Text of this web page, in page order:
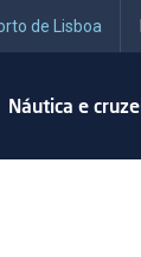
de Lisboa
Náutica e